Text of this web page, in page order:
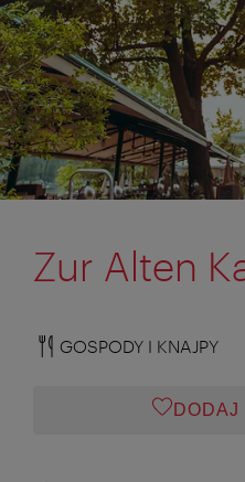
Zur Alten
GOSPODY I KNAJPY
DODAJ